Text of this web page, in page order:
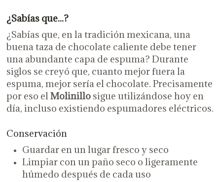
¿Sabías que...?
¿Sabías que, en la tradición mexicana, una
buena taza de chocolate caliente debe tener
una abundante capa de espuma? Durante
siglos se creyó que, cuanto mejor fuera la
espuma, mejor sería el chocolate. Precisamente
por eso elMolinillosigue utilizándose hoy en
día, incluso existiendo espumadores eléctricos.
Conservación
Guardar en un lugar fresco y seco
Limpiar con un paño seco o ligeramente
húmedo después de cada uso